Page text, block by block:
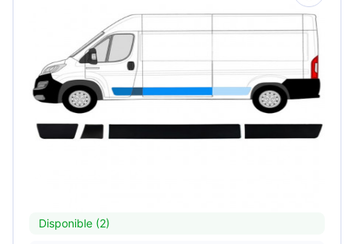
Disponible (2)